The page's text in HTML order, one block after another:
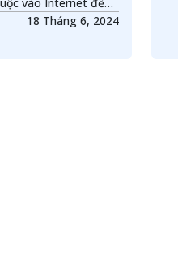
vào Internet để
các thông tin, dữ18 Tháng 6, 2024